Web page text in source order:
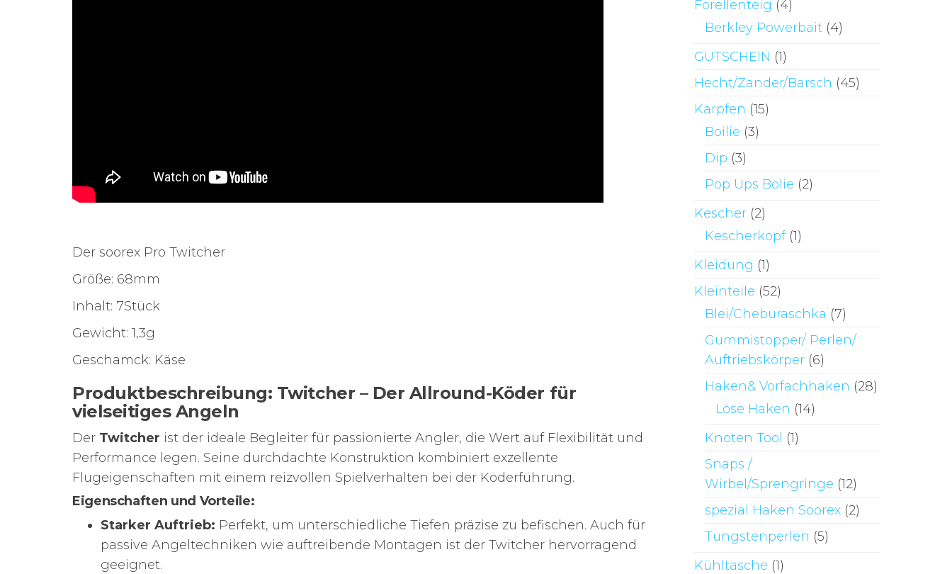
Der soorex Pro Twitcher
Größe: 68mm
Inhalt: 7Stück
Gewicht: 1,3g
Geschamck: Käse
Produktbeschreibung: Twitcher – Der Allround-Köder für
vielseitiges Angeln
Der Twitcher ist der ideale Begleiter für passionierte Angler, die Wert auf Flexibilität und
Performance legen. Seine durchdachte Konstruktion kombiniert exzellente
Flugeigenschaften mit einem reizvollen Spielverhalten bei der Köderführung.
Eigenschaften und Vorteile:
Starker Auftrieb: Perfekt, um unterschiedliche Tiefen präzise zu befischen. Auch für
passive Angeltechniken wie auftreibende Montagen ist der Twitcher hervorragend
geeignet.
Forellenteig (4)
Berkley Powerbait (4)
GUTSCHEIN (1)
Hecht/Zander/Barsch (45)
Karpfen (15)
Boilie (3)
Dip (3)
Pop Ups Bolie (2)
Kescher (2)
Kescherkopf (1)
Kleidung (1)
Kleinteile (52)
Blei/Cheburaschka (7)
Gummistopper/ Perlen/
Auftriebskörper (6)
Haken& Vorfachhaken (28)
Löse Haken (14)
Knoten Tool (1)
Snaps /
Wirbel/Sprengringe (12)
spezial Haken Soorex (2)
Tungstenperlen (5)
Kühltasche (1)